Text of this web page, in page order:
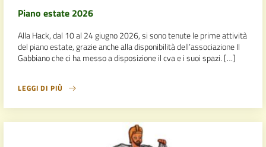
Piano estate 2026
Alla Hack, dal 10 al 24 giugno 2026, si sono tenute le prime attività
del piano estate, grazie anche alla disponibilità dell’associazione Il
Gabbiano che ci ha messo a disposizione il cva e i suoi spazi. […]
LEGGI DI PIÙ